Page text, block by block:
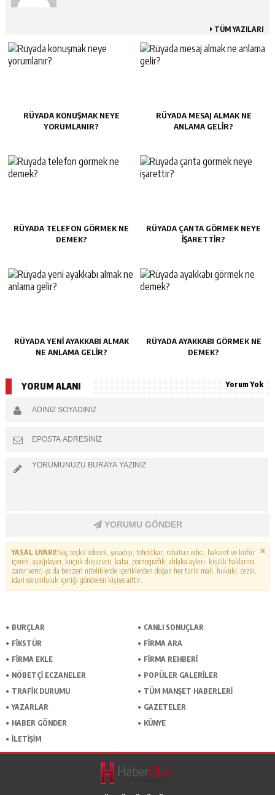
TÜM YAZILARI
RÜYADA KONUŞMAK NEYE
YORUMLANIR?
RÜYADA MESAJ ALMAK NE
ANLAMA GELIR?
RÜYADA TELEFON GÖRMEK NE
DEMEK?
RÜYADA ÇANTA GÖRMEK NEYE
IŞARETTIR?
RÜYADA YENI AYAKKABI ALMAK
NE ANLAMA GELIR?
RÜYADA AYAKKABI GÖRMEK NE
DEMEK?
YORUM ALANI Yorum Yok
YORUMU GÖNDER
YASAL UYARI!Suç teşkil edecek, yasadışı, tehditkar, rahatsız edici, hakaret ve küfür
içeren, aşağılayıcı, küçük düşürücü, kaba, pornografik, ahlaka aykırı, kişilik haklarına
zarar verici ya da benzeri niteliklerde içeriklerden doğan her türlü mali, hukuki, cezai,
idari sorumluluk içeriği gönderen kişiye aittir.
BURÇLAR
CANLI SONUÇLAR
FİKSTÜR
FİRMA ARA
FİRMA EKLE
FİRMA REHBERİ
NÖBETÇİ ECZANELER
POPÜLER GALERİLER
TRAFİK DURUMU
TÜM MANŞET HABERLERİ
YAZARLAR
GAZETELER
HABER GÖNDER
KÜNYE
İLETİŞİM